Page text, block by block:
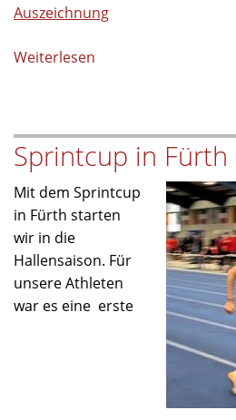
Auszeichnung
Weiterlesen
Schule
und
Sport
des
Landkreises
Tirschenreuth
Sprintcup in Fürth
Mit dem Sprintcup
in Fürth starten
wir in die
Hallensaison. Für
unsere Athleten
war es eine erste